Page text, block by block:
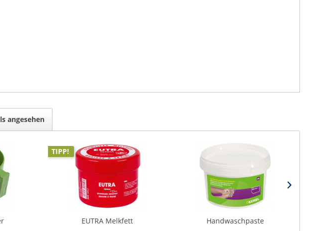
angesehen
TIPP!
EUTRA Melkfett Handwaschpaste